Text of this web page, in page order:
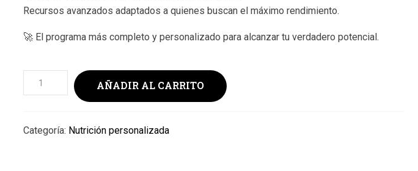
Recursos avanzados adaptados a quienes buscan el máximo rendimiento.
🚀 El programa más completo y personalizado para alcanzar tu verdadero potencial.
Plan
Máximo
(12
AÑADIR AL CARRITO
Categoría: Nutrición personalizada